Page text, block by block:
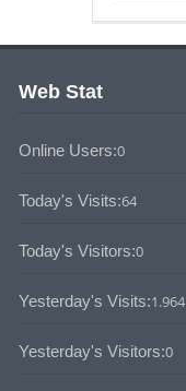
Web Stat
Online Users:0
Today's Visits:64
Today's Visitors:0
Yesterday's Visits:1.964
Yesterday's Visitors:0